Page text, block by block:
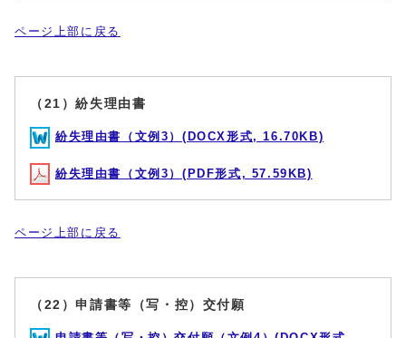
ページ上部に戻る
（21）紛失理由書
紛失理由書（文例3）(DOCX形式, 16.70KB)
紛失理由書（文例3）(PDF形式, 57.59KB)
ページ上部に戻る
（22）申請書等（写・控）交付願